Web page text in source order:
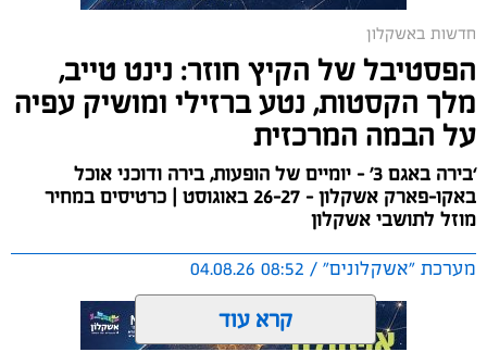
במהלך הפגישה עודכנו נציגי העוגנים, אולס ירצין ואליסף
סדון, כי לאחר שלוש שנים שבהן דמי העגינה לא עודכנו,
למרות מספר עדכונים שהתקיימו במרינות אחרות, עלייה
בעלויות התפעול ומתוך התחשבות בעוגנים בתקופת
המלחמה ואי הוודאות, בוצעו עדכונים מינוריים בתעריפי
העגינה. עוד הודגש כי גם לאחר העדכון תמשיך מרינת
אשקלון להיות המרינה בעלת דמי העגינה ההוגנים בישראל,
כשההכנסות ישמשו להשקעה חוזרת במרינה, בשיפור
התשתיות ובהרחבת השירותים לרווחת בעלי כלי השייט.
חדשות באשקלון
הפסטיבל של הקיץ חוזר: נינט טייב,
מלך הקסטות, נטע ברזילי ומושיק עפיה
על הבמה המרכזית
‘בירה באגם 3’ - יומיים של הופעות, בירה ודוכני אוכל
באקו-פארק אשקלון - 26-27 באוגוסט | כרטיסים במחיר
מוזל לתושבי אשקלון
מערכת "אשקלונים" / 08:52 04.08.26
קרא עוד